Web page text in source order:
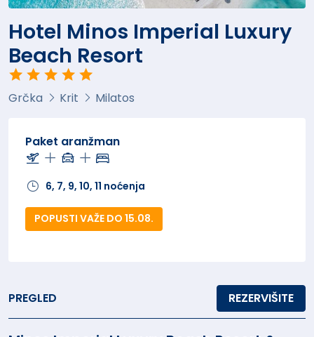
Paket aranžman
6, 7, 9, 10, 11 noćenja
POPUSTI VAŽE DO 15.08.
Hotel Minos Imperial Luxury
Beach Resort
Grčka Krit Milatos
PREGLED REZERVIŠITE